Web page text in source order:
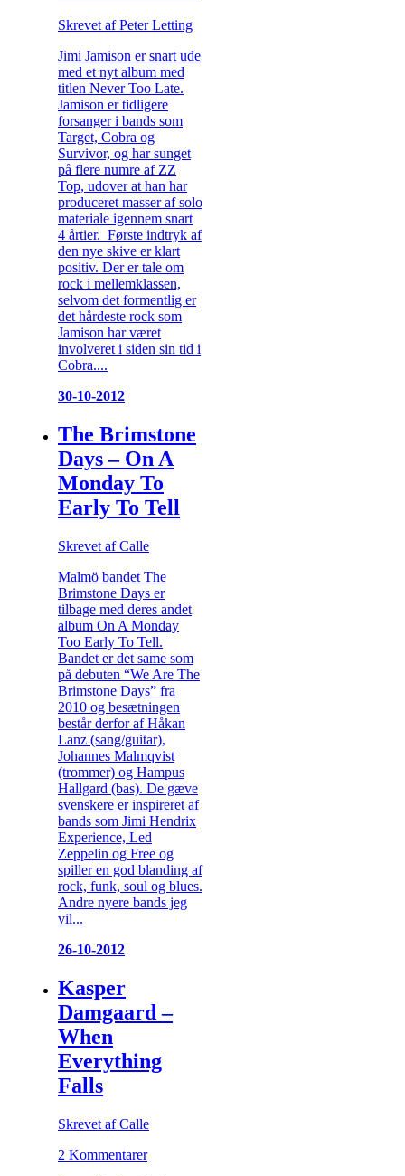
Skrevet af Peter Letting
Jimi Jamison er snart ude
med et nyt album med
titlen Never Too Late.
Jamison er tidligere
forsanger i bands som
Target, Cobra og
Survivor, og har sunget
på flere numre af ZZ
Top, udover at han har
produceret masser af solo
materiale igennem snart
4 årtier. Første indtryk af
den nye skive er klart
positiv. Der er tale om
rock i mellemklassen,
selvom det formentlig er
det hårdeste rock som
Jamison har været
involveret i siden sin tid i
Cobra....
30-10-2012
The Brimstone
Days – On A
Monday To
Early To Tell
Skrevet af Calle
Malmö bandet The
Brimstone Days er
tilbage med deres andet
album On A Monday
Too Early To Tell.
Bandet er det same som
på debuten “We Are The
Brimstone Days” fra
2010 og besætningen
består derfor af Håkan
Lanz (sang/guitar),
Johannes Malmqvist
(trommer) og Hampus
Hallgard (bas). De gæve
svenskere er inspireret af
bands som Jimi Hendrix
Experience, Led
Zeppelin og Free og
spiller en god blanding af
rock, funk, soul og blues.
Andre nyere bands jeg
vil...
26-10-2012
Kasper
Damgaard –
When
Everything
Falls
Skrevet af Calle
2 Kommentarer